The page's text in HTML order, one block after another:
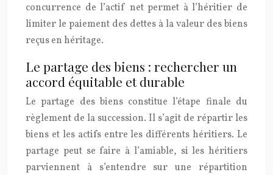
concurrence de l’actif net permet à l’héritier de
limiter le paiement des dettes à la valeur des biens
reçus en héritage.
Le partage des biens : rechercher un
accord équitable et durable
Le partage des biens constitue l’étape finale du
règlement de la succession. Il s’agit de répartir les
biens et les actifs entre les différents héritiers. Le
partage peut se faire à l’amiable, si les héritiers
parviennent à s’entendre sur une répartition